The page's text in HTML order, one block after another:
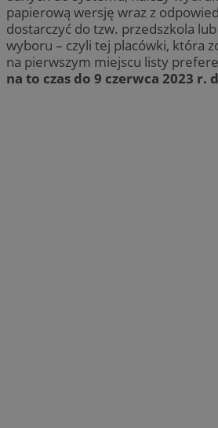
papierową wersję wraz z
dostarczyć do tzw. przedszkola
wyboru – czyli tej placówki, która
na pierwszym miejscu listy
na to czas do 9 czerwca 2023 r.